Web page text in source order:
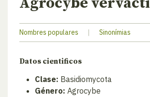
Nombres populares | Sinonímias
Datos cientificos
Clase: Basidiomycota
Género: Agrocybe